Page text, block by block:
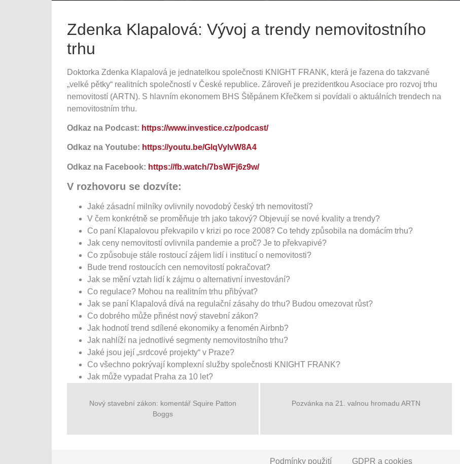
Zdenka Klapalová: Vývoj a trendy nemovitostního
trhu
Doktorka Zdenka Klapalová je jednatelkou společnosti KNIGHT FRANK, která je řazena do takzvané
„velké pětky“ realitních společností v České republice. Zároveň je prezidentkou Asociace pro rozvoj trhu
nemovitostí (ARTN). S hlavním ekonomem BHS Štěpánem Křečkem si povídali o aktuálních trendech na
nemovitostním trhu.
Odkaz na Podcast: https://www.investice.cz/podcast/
Odkaz na Youtube: https://youtu.be/GlqVylvW8A4
Odkaz na Facebook: https://fb.watch/7bsWFj6z9w/
V rozhovoru se dozvíte:
Jaké zásadní milníky ovlivnily novodobý český trh nemovitostí?
V čem konkrétně se proměňuje trh jako takový? Objevují se nové kvality a trendy?
Co paní Klapalovou překvapilo v krizi po roce 2008? Co tehdy způsobila na domácím trhu?
Jak ceny nemovitostí ovlivnila pandemie a proč? Je to překvapivé?
Co způsobuje stále rostoucí zájem lidí i institucí o nemovitosti?
Bude trend rostoucích cen nemovitostí pokračovat?
Jak se mění vztah lidí k zájmu o alternativní investování?
Co regulace? Mohou na realitním trhu přibývat?
Jak se paní Klapalová dívá na regulační zásahy do trhu? Budou omezovat růst?
Co dobrého může přinést nový stavební zákon?
Jak hodnotí trend sdílené ekonomiky a fenomén Airbnb?
Jak nahlíží na jednotlivé segmenty nemovitostního trhu?
Jaké jsou její „srdcové projekty“ v Praze?
Co všechno pokrývají komplexní služby společnosti KNIGHT FRANK?
Jak může vypadat Praha za 10 let?
Nový stavební zákon: komentář Squire Patton
Boggs
Pozvánka na 21. valnou hromadu ARTN
Podmínky použití GDPR a cookies